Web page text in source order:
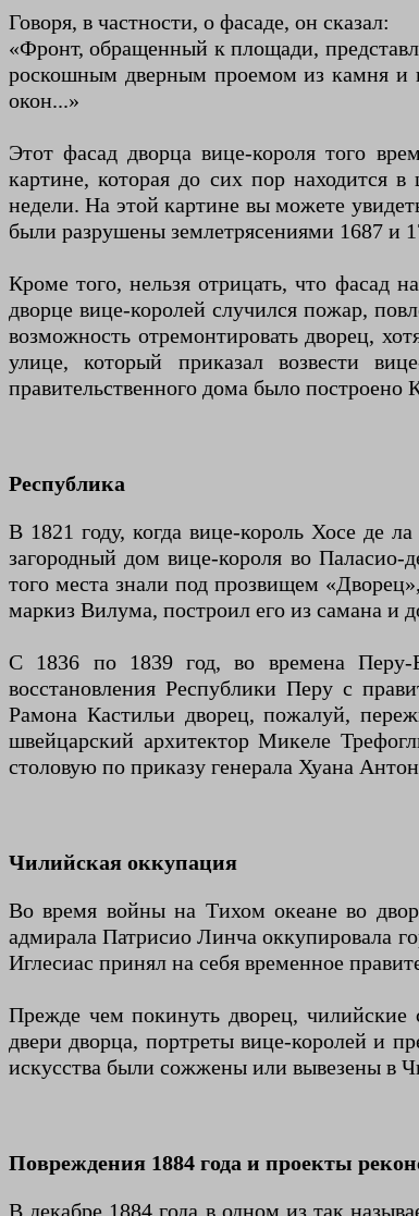
Говоря, в частности, о фасаде, он сказал:
«Фронт, обращенный к площади,
роскошным дверным проемом из камня и
окон...»
Этот фасад дворца вице-короля того
картине, которая до сих пор находится
недели. На этой картине вы можете
были разрушены землетрясениями 1687 и
Кроме того, нельзя отрицать, что фасад
дворце вице-королей случился пожар,
возможность отремонтировать дворец,
улице, который приказал возвести
правительственного дома было построено
Республика
В 1821 году, когда вице-король Хосе де
загородный дом вице-короля во
того места знали под прозвищем
маркиз Вилума, построил его из самана и
С 1836 по 1839 год, во времена Перу-
восстановления Республики Перу с
Рамона Кастильи дворец, пожалуй,
швейцарский архитектор Микеле
столовую по приказу генерала Хуана
Чилийская оккупация
Во время войны на Тихом океане во
адмирала Патрисио Линча оккупировала
Иглесиас принял на себя временное
Прежде чем покинуть дворец, чилийские
двери дворца, портреты вице-королей и
искусства были сожжены или вывезены в
Повреждения 1884 года и проекты
В декабре 1884 года в одном из так